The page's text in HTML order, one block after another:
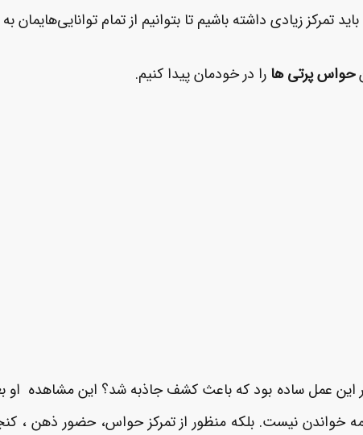
زیادی داشته باشیم تا بتوانیم از تمام توانایی‌های­مان
حواس پرتی ها را در خودمان پیدا کنیم.
عمل ساده بود که باعث کشف جاذبه شد؟ این مشاهده او
خواندن نیست. بلکه منظور از تمرکز حواس، حضور ذهن ،